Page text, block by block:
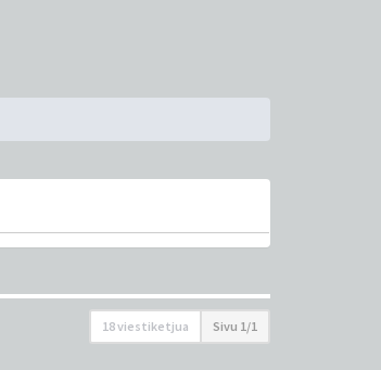
18 viestiketjua Sivu 1 /1